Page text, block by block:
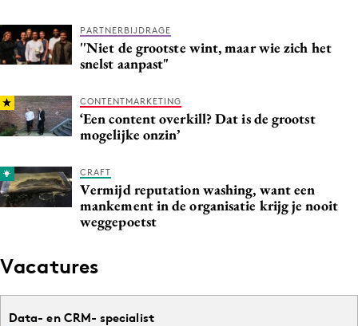
PARTNERBIJDRAGE
''Niet de grootste wint, maar wie zich het
snelst aanpast"
CONTENTMARKETING
‘Een content overkill? Dat is de grootst
mogelijke onzin’
CRAFT
Vermijd reputation washing, want een
mankement in de organisatie krijg je nooit
weggepoetst
Vacatures
Data- en CRM- specialist